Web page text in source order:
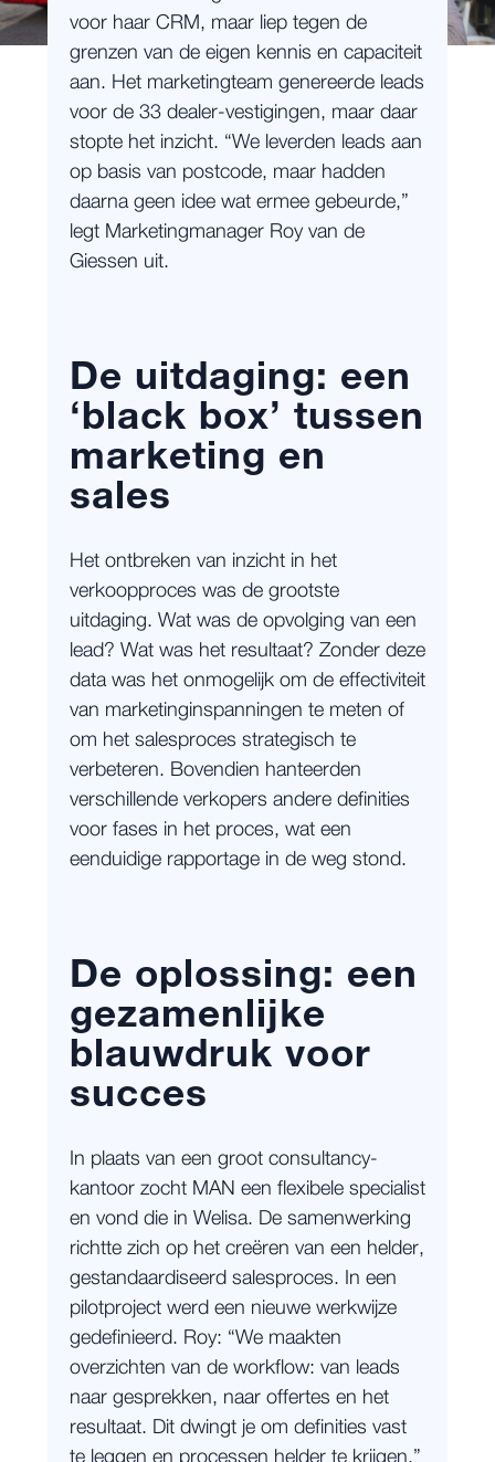
voor haar CRM, maar liep tegen de
grenzen van de eigen kennis en capaciteit
aan. Het marketingteam genereerde leads
voor de 33 dealer-vestigingen, maar daar
stopte het inzicht. “We leverden leads aan
op basis van postcode, maar hadden
daarna geen idee wat ermee gebeurde,”
legt Marketingmanager Roy van de
Giessen uit.
De uitdaging: een
‘black box’ tussen
marketing en
sales
Het ontbreken van inzicht in het
verkoopproces was de grootste
uitdaging. Wat was de opvolging van een
lead? Wat was het resultaat? Zonder deze
data was het onmogelijk om de effectiviteit
van marketinginspanningen te meten of
om het salesproces strategisch te
verbeteren. Bovendien hanteerden
verschillende verkopers andere definities
voor fases in het proces, wat een
eenduidige rapportage in de weg stond.
De oplossing: een
gezamenlijke
blauwdruk voor
succes
In plaats van een groot consultancy-
kantoor zocht MAN een flexibele specialist
en vond die in Welisa. De samenwerking
richtte zich op het creëren van een helder,
gestandaardiseerd salesproces. In een
pilotproject werd een nieuwe werkwijze
gedefinieerd. Roy: “We maakten
overzichten van de workflow: van leads
naar gesprekken, naar offertes en het
resultaat. Dit dwingt je om definities vast
te leggen en processen helder te krijgen.”